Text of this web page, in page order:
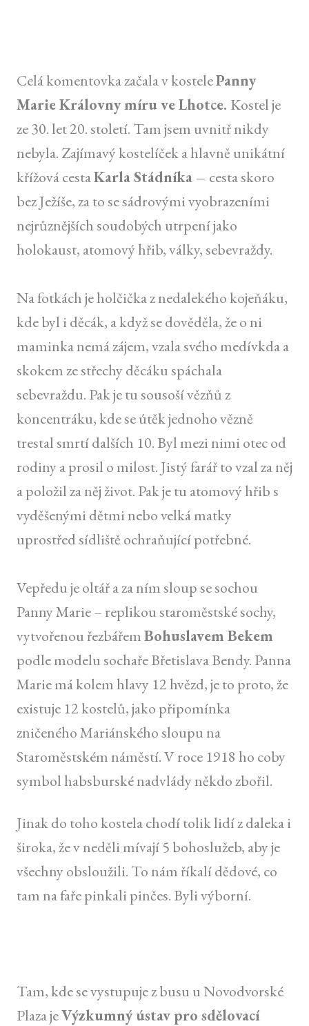
Celá komentovka začala v kostelePanny
Marie Královny míru ve Lhotce. Kostel je
ze 30. let 20. století. Tam jsem uvnitř nikdy
nebyla. Zajímavý kostelíček a hlavně unikátní
křížová cestaKarla Stádníka – cesta skoro
bez Ježíše, za to se sádrovými vyobrazeními
nejrůznějších soudobých utrpení jako
holokaust, atomový hřib, války, sebevraždy.
Na fotkách je holčička z nedalekého kojeňáku,
kde byl i děcák, a když se dověděla, že o ni
maminka nemá zájem, vzala svého medívkda a
skokem ze střechy děcáku spáchala
sebevraždu. Pak je tu sousoší vězňů z
koncentráku, kde se útěk jednoho vězně
trestal smrtí dalších 10. Byl mezi nimi otec od
rodiny a prosil o milost. Jistý farář to vzal za něj
a položil za něj život. Pak je tu atomový hřib s
vyděšenými dětmi nebo velká matky
uprostřed sídliště ochraňující potřebné.
Vepředu je oltář a za ním sloup se sochou
Panny Marie – replikou staroměstské sochy,
vytvořenou řezbářemBohuslavem Bekem
podle modelu sochaře Břetislava Bendy. Panna
Marie má kolem hlavy 12 hvězd, je to proto, že
existuje 12 kostelů, jako připomínka
zničeného Mariánského sloupu na
Staroměstském náměstí. V roce 1918 ho coby
symbol habsburské nadvlády někdo zbořil.
Jinak do toho kostela chodí tolik lidí z daleka i
široka, že v neděli mívají 5 bohoslužeb, aby je
všechny obsloužili. To nám říkalí dědové, co
tam na faře pinkali pinčes. Byli výborní.
Tam, kde se vystupuje z busu u Novodvorské
Plaza jeVýzkumný ústav pro sdělovací